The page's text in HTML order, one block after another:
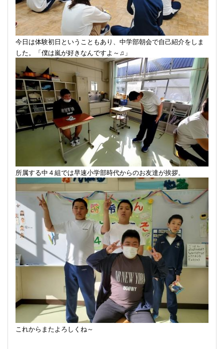
今日は体験初日ということもあり、中学部朝会で自己紹介をしま
した。「僕は嵐が好きなんですよ～♫」
所属する中４組では早速小学部時代からのお友達が挨拶。
これからまたよろしくね～